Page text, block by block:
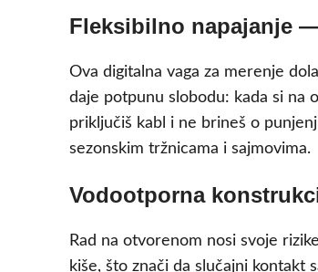
Fleksibilno napajanje
Ova digitalna vaga za merenje
daje potpunu slobodu: kada si na
priključiš kabl i ne brineš o
sezonskim tržnicama i sajmovima.
Vodootporna
Rad na otvorenom nosi svoje
kiše, što znači da slučajni kontakt